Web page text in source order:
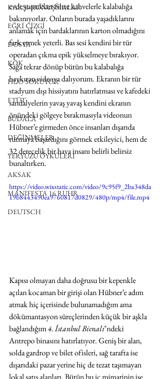
KARŞI-KONUŞMALAR
EĞRİ ÇİZGİ
DOSYA
KÖK
HUO SORUYOR
ETÜT
BUDALA
DEĞİNMELER
YERYÜZÜ ÖYKÜLERİ
AKSAK
MANIFESTA 16 RUHR
DEUTSCH
evde yaptıkları filtre kahvelerle kalabalığa
bakınıyorlar. Onların burada yaşadıklarını
anlamak için bardaklarının karton olmadığını
fark etmek yeterli. Bas sesi kendini bir tür
operadan çıkma epik yükselmeye bırakıyor.
Sağa tekrar dönüp bütün bu kalabalığa
haykıran videoya dalıyorum. Ekranın bir tür
stadyum dışı hissiyatını hatırlatması ve kafedeki
sandalyelerin yavaş yavaş kendini ekranın
önündeki gölgeye bırakmasıyla videonun
Hübner’e girmeden önce insanları dışarıda
tutmaya başardığını görmek etkileyici, hem de
32 derecelik bir hava insanı belirli belirsiz
bunaltırken.
https://video.wixstatic.com/video/9c95f9_2ba348da
19b8443490ea9760817d0829/480p/mp4/file.mp4
Kapısı olmayan daha doğrusu bir kepenkle
açılan kocaman bir girişi olan Hübner’e adım
atmak hiç içerisinde bulunamadığım ama
dökümantasyon süreçlerinden küçük bir aşkla
bağlandığım 4. İstanbul Bienali’ndeki
Antrepo binasını hatırlatıyor. Geniş bir alan,
solda gardrop ve bilet ofisleri, sağ tarafta ise
dışarıdaki pazar yerine hiç de tezat taşımayan
lokal satış alanları. Bütün bu iç mimarinin ise